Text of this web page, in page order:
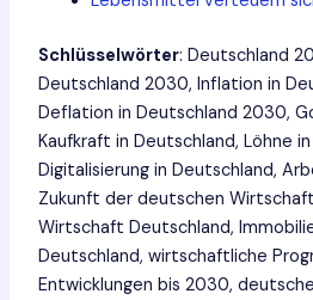
Schlüsselwörter: Deutschland
Deutschland 2030, Inflation in
Deflation in Deutschland 2030,
Kaufkraft in Deutschland, Löhne
Digitalisierung in Deutschland,
Zukunft der deutschen
Wirtschaft Deutschland,
Deutschland, wirtschaftliche
Entwicklungen bis 2030,